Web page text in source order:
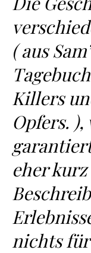
( aus
Killers
Opfers.
eher
nichts für